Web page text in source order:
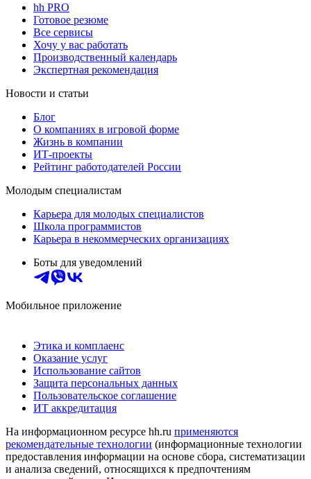
hh PRO
Готовое резюме
Все сервисы
Хочу у вас работать
Производственный календарь
Экспертная рекомендация
Новости и статьи
Блог
О компаниях в игровой форме
Жизнь в компании
ИТ-проекты
Рейтинг работодателей России
Молодым специалистам
Карьера для молодых специалистов
Школа программистов
Карьера в некоммерческих организациях
Боты для уведомлений
Мобильное приложение
Этика и комплаенс
Оказание услуг
Использование сайтов
Защита персональных данных
Пользовательское соглашение
ИТ аккредитация
На информационном ресурсе hh.ru применяются
рекомендательные технологии (информационные технологии
предоставления информации на основе сбора, систематизации
и анализа сведений, относящихся к предпочтениям